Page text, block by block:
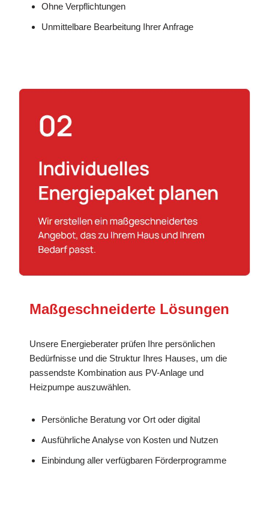
Ohne Verpflichtungen
Unmittelbare Bearbeitung Ihrer Anfrage
Maßgeschneiderte Lösungen
Unsere Energieberater prüfen Ihre persönlichen
Bedürfnisse und die Struktur Ihres Hauses, um die
passendste Kombination aus PV-Anlage und
Heizpumpe auszuwählen.
Persönliche Beratung vor Ort oder digital
Ausführliche Analyse von Kosten und Nutzen
Einbindung aller verfügbaren Förderprogramme